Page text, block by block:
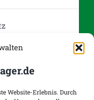
Website-Erlebnis. Durch